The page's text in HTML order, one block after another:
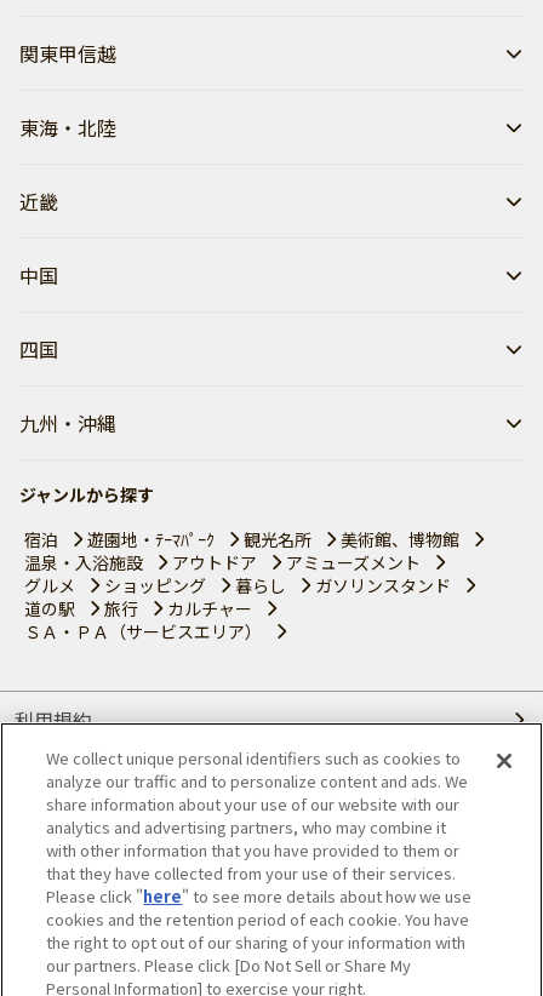
関東甲信越
東海・北陸
近畿
中国
四国
九州・沖縄
ジャンルから探す
宿泊
遊園地・ﾃｰﾏﾊﾟｰｸ 観光名所
美術館、博物館
温泉・入浴施設
アウトドア
アミューズメント
グルメ
ショッピング 暮らし
ガソリンスタンド
道の駅
旅行
カルチャー
ＳＡ・ＰＡ（サービスエリア）
利用規約
個人情報の取り扱いについて
会員優待サービスの提携をご検討の方へ
JAFホームページ
© JAPAN AUTOMOBILE FEDERATION. All rights reserved.
We collect unique personal identifiers such as cookies to
analyze our traffic and to personalize content and ads. We
share information about your use of our website with our
analytics and advertising partners, who may combine it
with other information that you have provided to them or
that they have collected from your use of their services.
Please click "here" to see more details about how we use
cookies and the retention period of each cookie. You have
the right to opt out of our sharing of your information with
our partners. Please click [Do Not Sell or Share My
Personal Information] to exercise your right.